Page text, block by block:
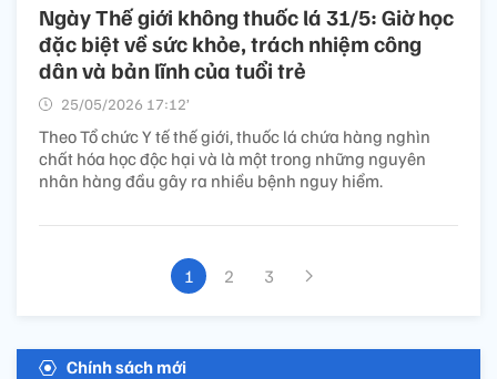
Ngày Thế giới không thuốc lá 31/5: Giờ học
đặc biệt về sức khỏe, trách nhiệm công
dân và bản lĩnh của tuổi trẻ
25/05/2026 17:12’
Theo Tổ chức Y tế thế giới, thuốc lá chứa hàng nghìn
chất hóa học độc hại và là một trong những nguyên
nhân hàng đầu gây ra nhiều bệnh nguy hiểm.
1 2 3
Chính sách mới